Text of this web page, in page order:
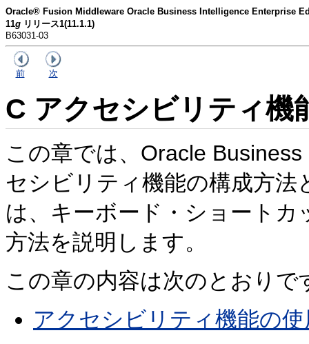
Oracle® Fusion Middleware Oracle Business Intelligence Enterprise
11g リリース1(11.1.1)
B63031-03
前 次
C アクセシビリティ機
この章では、Oracle
セシビリティ機能の構成方
は、キーボード・ショート
方法を説明します。
この章の内容は次のとおりで
アクセシビリティ機能の使